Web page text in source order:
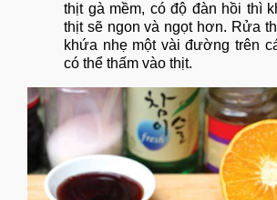
thịt gà mềm, có độ đàn hồi thì
thịt sẽ ngon và ngọt hơn. Rửa
khứa nhẹ một vài đường trên
có thể thấm vào thịt.